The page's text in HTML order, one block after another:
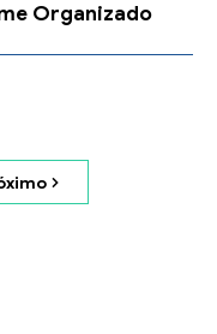
Organizado